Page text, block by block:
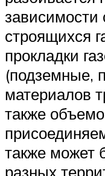
зависимости
строящихся
прокладки
(подземные,
материалов
также
также может
разных